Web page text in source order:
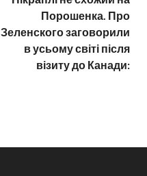
Порошенка. Про
Зеленского заговорили
в усьому світі після
візиту до Канади: